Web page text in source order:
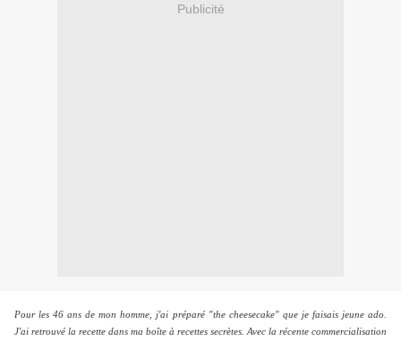
Publicité
Pour les 46 ans de mon homme, j'ai préparé "the cheesecake" que je faisais jeune ado.
J'ai retrouvé la recette dans ma boîte à recettes secrètes. Avec la récente commercialisation